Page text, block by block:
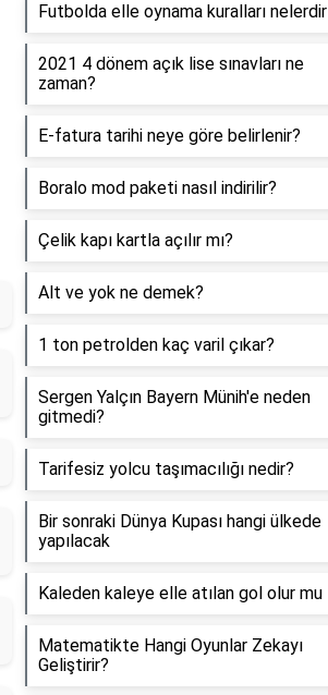
Futbolda elle oynama kuralları nelerdir
2021 4 dönem açık lise sınavları ne
zaman?
E-fatura tarihi neye göre belirlenir?
Boralo mod paketi nasıl indirilir?
Çelik kapı kartla açılır mı?
Alt ve yok ne demek?
1 ton petrolden kaç varil çıkar?
Sergen Yalçın Bayern Münih'e neden
gitmedi?
Tarifesiz yolcu taşımacılığı nedir?
Bir sonraki Dünya Kupası hangi ülkede
yapılacak
Kaleden kaleye elle atılan gol olur mu
Matematikte Hangi Oyunlar Zekayı
Geliştirir?